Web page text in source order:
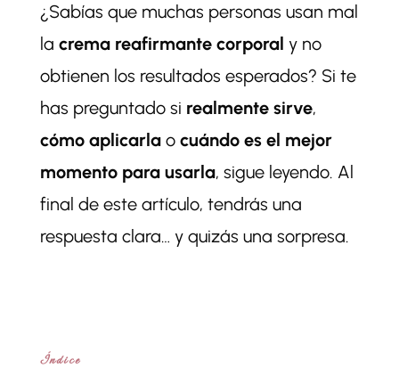
¿Sabías que muchas personas usan mal
la crema reafirmante corporal y no
obtienen los resultados esperados? Si te
has preguntado si realmente sirve,
cómo aplicarlao cuándo es el mejor
momento para usarla, sigue leyendo. Al
final de este artículo, tendrás una
respuesta clara… y quizás una sorpresa.
Índice